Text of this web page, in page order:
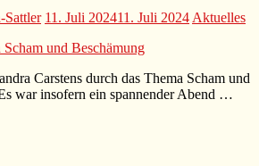
Sattler 11. Juli 202411. Juli 2024 Aktuelles
Carstens durch das Thema Scham und
war insofern ein spannender Abend …